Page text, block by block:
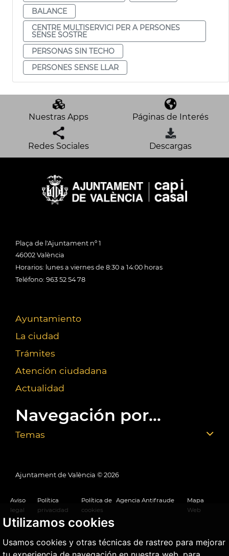
Utilizamos cookies
Usamos cookies y otras técnicas de rastreo para mejorar
BALANCE
CENTRE MULTISERVICI PER A PERSONES
SENSE SOSTRE
PERSONAS SIN TECHO
PERSONES SENSE LLAR
Nuestras Apps Páginas de Interés
Redes Sociales Descargas
Plaça de l'Ajuntament nº 1
46002 València
Horarios: lunes a viernes de 8:30 a 14:00 horas
Teléfono: 963 52 54 78
Ayuntamiento
La ciudad
Trámites
Atención ciudadana
Actualidad
Navegación por...
Temas
Ajuntament de València © 2026
Aviso
legal
Política
privacidad
Política de
cookies
Agencia Antifraude
Mapa
Web